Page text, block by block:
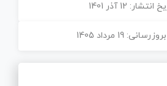
انتشار: 12 آذر 1401
19 مرداد 1405